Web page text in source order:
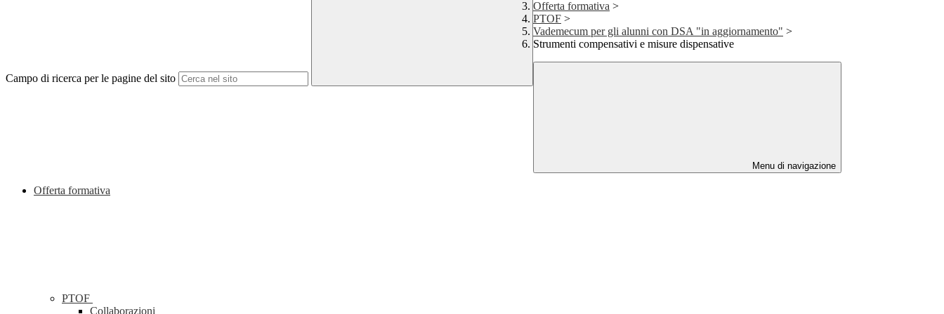
Campo di ricerca per le pagine del sito
Offerta formativa >
PTOF >
Vademecum per gli alunni con DSA "in aggiornamento" >
Strumenti compensativi e misure dispensative
Menu di navigazione
Offerta formativa
PTOF
Collaborazioni